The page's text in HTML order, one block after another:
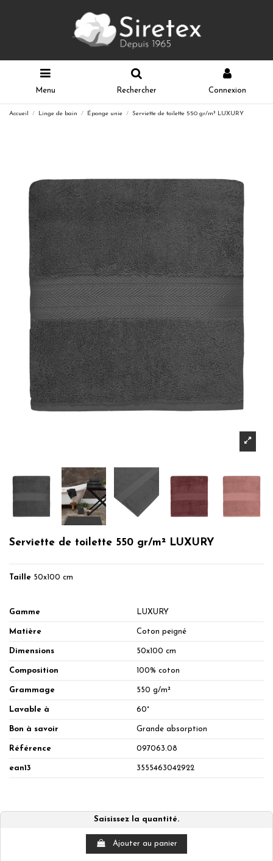
Menu Rechercher Connexion
Accueil Linge de bain Éponge unie Serviette de toilette 550 gr/m² LUXURY
Serviette de toilette 550 gr/m² LUXURY
Taille 50x100 cm
Gamme LUXURY
Matière Coton peigné
Dimensions 50x100 cm
Composition 100% coton
Grammage 550 g/m²
Lavable à 60°
Bon à savoir Grande absorption
Référence 097063.08
ean13 3555463042922
Saisissez la quantité.
Ajouter au panier